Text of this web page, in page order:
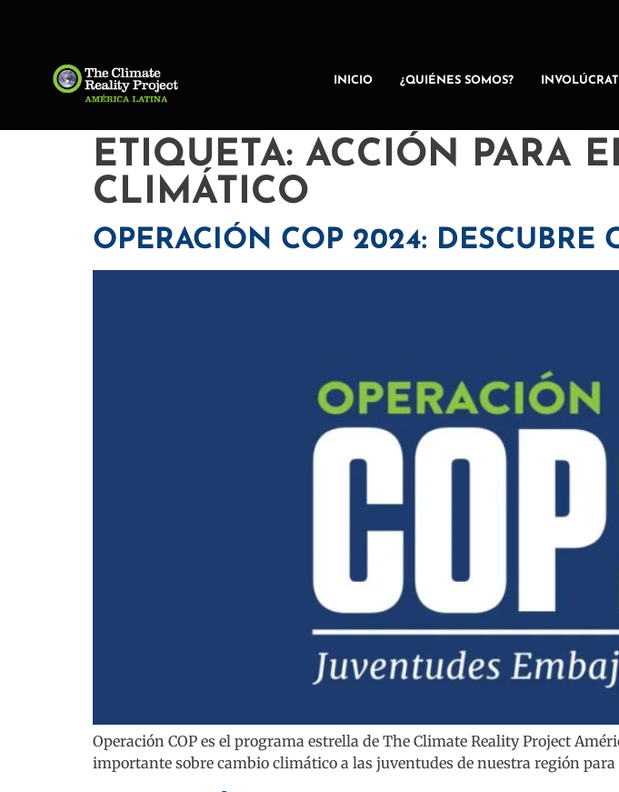
INICIO ¿QUIÉNES SOMOS?
ETIQUETA: ACCIÓN PARA
CLIMÁTICO
OPERACIÓN COP 2024: DESCUBRE
Operación COP es el programa estrella de The Climate Reality Project
importante sobre cambio climático a las juventudes de nuestra región